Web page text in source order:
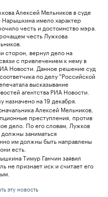
Алексей Мельников в суде
Нарышкина имело характер
честь и достоинство мэра.
честь Лужкова
сторон, вернул дело на
с привлечением к нему в
Новости. Данное решение суд
по делу "Российской
высказывание
агентства РИА Новости.
назначено на 19 декабря.
Алексей Мельников,
преступления, против
дело. По его словам, Лужков
заниматься
им должны быть направлены
есть.
Тимур Ганчин заявил
не признает иск и считает его
эту новость